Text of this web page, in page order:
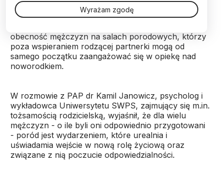
Jeszcze na początku lat 90. pierwszemu spotkaniu
ojcaz nowo narodzonym dzieckiem towarzyszyło
obecność mężczyzn na salach porodowych, którzy
poza wspieraniem rodzącej partnerki mogą od
samego początku zaangażować się w opiekę nad
noworodkiem.
W rozmowie z PAP dr Kamil Janowicz, psycholog i
wykładowca Uniwersytetu SWPS, zajmujący się m.in.
tożsamością rodzicielską, wyjaśnił, że dla wielu
mężczyzn - o ile byli oni odpowiednio przygotowani
- poród jest wydarzeniem, które urealnia i
uświadamia wejście w nową rolę życiową oraz
związane z nią poczucie odpowiedzialności.
Wyrażam zgodę